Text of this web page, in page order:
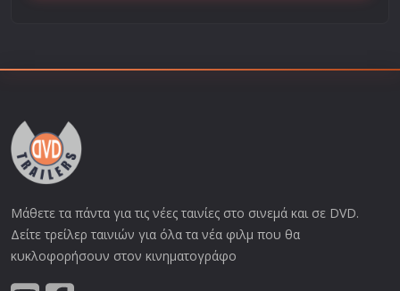
Μάθετε τα πάντα για τις νέες ταινίες στο σινεμά και σε DVD.
Δείτε τρείλερ ταινιών για όλα τα νέα φιλμ που θα
κυκλοφορήσουν στον κινηματογράφο